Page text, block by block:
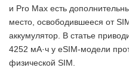
и Pro Max есть
место, освободившееся от
аккумулятор. В статье
4252 мА·ч у eSIM-модели
физической SIM.